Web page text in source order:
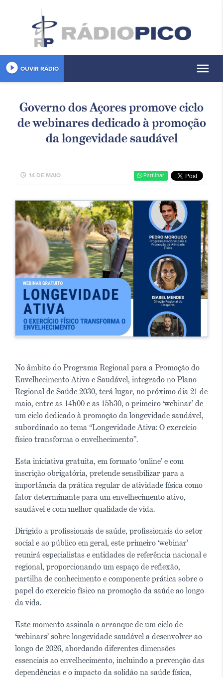
play_circle_filled OUVIR RÁDIO menu
Governo dos Açores promove ciclo
de webinares dedicado à promoção
da longevidade saudável
schedule 14 DE MAIO Partilhar
No âmbito do Programa Regional para a Promoção do
Envelhecimento Ativo e Saudável, integrado no Plano
Regional de Saúde 2030, terá lugar, no próximo dia 21 de
maio, entre as 14h00 e as 15h30, o primeiro ‘webinar’ de
um ciclo dedicado à promoção da longevidade saudável,
subordinado ao tema “Longevidade Ativa: O exercício
físico transforma o envelhecimento”.
Esta iniciativa gratuita, em formato ‘online’ e com
inscrição obrigatória, pretende sensibilizar para a
importância da prática regular de atividade física como
fator determinante para um envelhecimento ativo,
saudável e com melhor qualidade de vida.
Dirigido a profissionais de saúde, profissionais do setor
social e ao público em geral, este primeiro ‘webinar’
reunirá especialistas e entidades de referência nacional e
regional, proporcionando um espaço de reflexão,
partilha de conhecimento e componente prática sobre o
papel do exercício físico na promoção da saúde ao longo
da vida.
Este momento assinala o arranque de um ciclo de
‘webinars’ sobre longevidade saudável a desenvolver ao
longo de 2026, abordando diferentes dimensões
essenciais ao envelhecimento, incluindo a prevenção das
dependências e o impacto da solidão na saúde física,